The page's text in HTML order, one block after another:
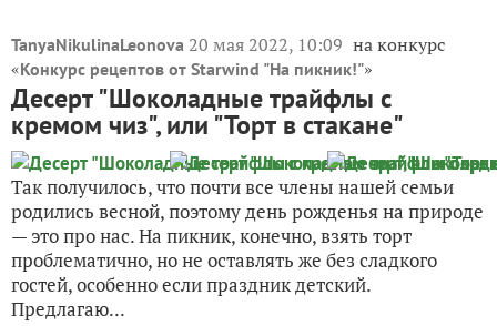
TanyaNikulinaLeonova 20 мая 2022, 10:09 на конкурс
«Конкурс рецептов от Starwind "На пикник!"»
Десерт "Шоколадные трайфлы с
кремом чиз", или "Торт в стакане"
Так получилось, что почти все члены нашей семьи
родились весной, поэтому день рожденья на природе
— это про нас. На пикник, конечно, взять торт
проблематично, но не оставлять же без сладкого
гостей, особенно если праздник детский.
Предлагаю...